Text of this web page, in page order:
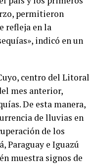
permitieron
refleja en la
indicó en un
centro del Litoral
mes anterior,
De esta manera,
de lluvias en
de los
Paraguay e Iguazú
muestra signos de